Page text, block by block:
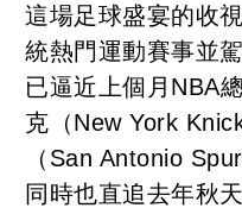
這場足球盛宴的收
統熱門運動賽事並
已逼近上個月NBA
克（New York
（San Antonio
同時也直追去年秋